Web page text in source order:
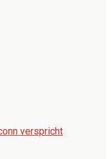
verspricht